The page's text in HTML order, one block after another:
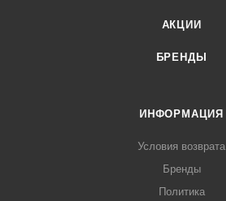
АКЦИИ
БРЕНДЫ
ИНФОРМАЦИЯ
Условия возврата
Бренды
Политика